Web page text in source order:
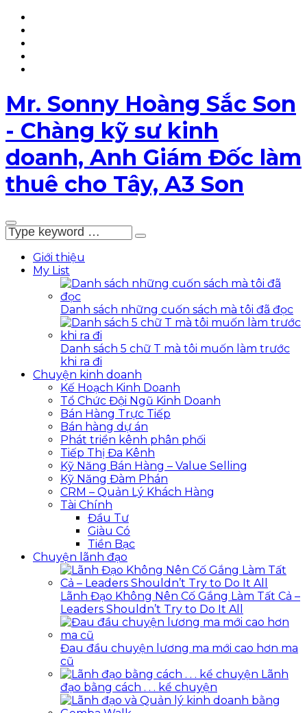
Mr. Sonny Hoàng Sắc Son
- Chàng kỹ sư kinh
doanh, Anh Giám Đốc làm
thuê cho Tây, A3 Son
Giới thiệu
My List
Danh sách những cuốn sách mà tôi đã đọc
Danh sách 5 chữ T mà tôi muốn làm trước
khi ra đi
Chuyện kinh doanh
Kế Hoạch Kinh Doanh
Tổ Chức Đội Ngũ Kinh Doanh
Bán Hàng Trực Tiếp
Bán hàng dự án
Phát triển kênh phân phối
Tiếp Thị Đa Kênh
Kỹ Năng Bán Hàng – Value Selling
Kỹ Năng Đàm Phán
CRM – Quản Lý Khách Hàng
Tài Chính
Đầu Tư
Giàu Có
Tiền Bạc
Chuyện lãnh đạo
Lãnh Đạo Không Nên Cố Gắng Làm Tất Cả –
Leaders Shouldn’t Try to Do It All
Đau đầu chuyện lương ma mới cao hơn ma
cũ
Lãnh
đạo bằng cách . . . kể chuyện